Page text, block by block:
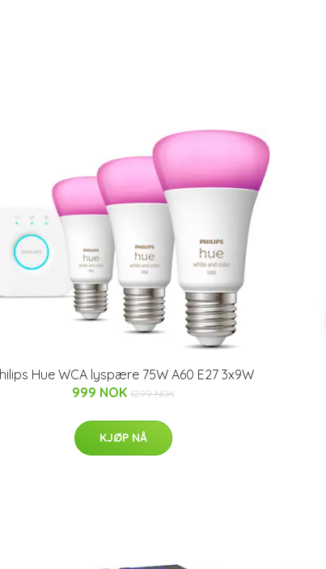
Hue WCA lyspære 75W A60 E27 3x9W
999 NOK 1299 NOK
KJØP NÅ